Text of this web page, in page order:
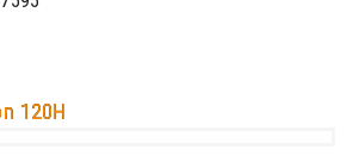
120H